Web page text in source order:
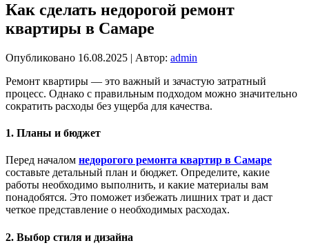
Как сделать недорогой ремонт
квартиры в Самаре
Опубликовано 16.08.2025 | Автор: admin
Ремонт квартиры — это важный и зачастую затратный
процесс. Однако с правильным подходом можно значительно
сократить расходы без ущерба для качества.
1. Планы и бюджет
Перед началом недорогого ремонта квартир в Самаре
составьте детальный план и бюджет. Определите, какие
работы необходимо выполнить, и какие материалы вам
понадобятся. Это поможет избежать лишних трат и даст
четкое представление о необходимых расходах.
2. Выбор стиля и дизайна